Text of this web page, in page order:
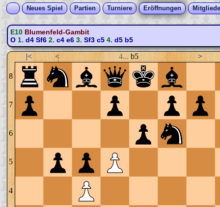
Neues Spiel Partien Turniere Eröffnungen
E10 Blumenfeld-Gambit
O1. d4 Sf62. c4 e63. Sf3 c54. d5 b5
|< < 4... b5 >
8
7
6
5
4